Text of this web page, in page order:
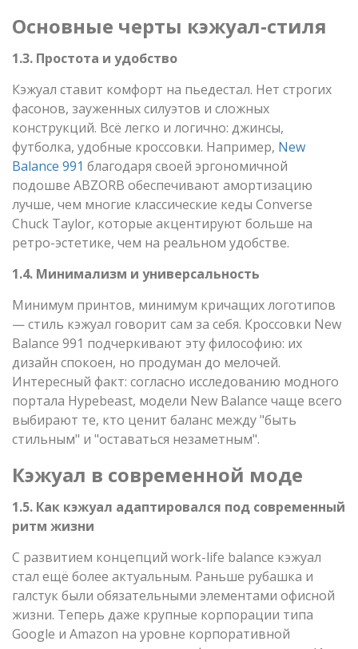
Основные черты кэжуал-стиля
1.3. Простота и удобство
Кэжуал ставит комфорт на пьедестал. Нет строгих
фасонов, зауженных силуэтов и сложных
конструкций. Всё легко и логично: джинсы,
футболка, удобные кроссовки. Например, New
Balance 991 благодаря своей эргономичной
подошве ABZORB обеспечивают амортизацию
лучше, чем многие классические кеды Converse
Chuck Taylor, которые акцентируют больше на
ретро-эстетике, чем на реальном удобстве.
1.4. Минимализм и универсальность
Минимум принтов, минимум кричащих логотипов
— стиль кэжуал говорит сам за себя. Кроссовки New
Balance 991 подчеркивают эту философию: их
дизайн спокоен, но продуман до мелочей.
Интересный факт: согласно исследованию модного
портала Hypebeast, модели New Balance чаще всего
выбирают те, кто ценит баланс между "быть
стильным" и "оставаться незаметным".
Кэжуал в современной моде
1.5. Как кэжуал адаптировался под современный
ритм жизни
С развитием концепций work-life balance кэжуал
стал ещё более актуальным. Раньше рубашка и
галстук были обязательными элементами офисной
жизни. Теперь даже крупные корпорации типа
Google и Amazon на уровне корпоративной